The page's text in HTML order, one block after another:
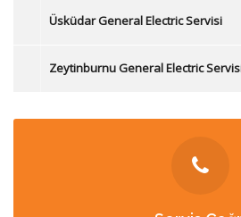
Üsküdar General Electric Servisi
Zeytinburnu General Electric
İLETİŞİM